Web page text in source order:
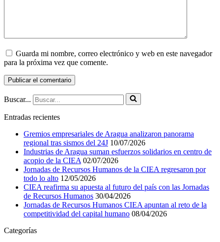
Guarda mi nombre, correo electrónico y web en este navegador
para la próxima vez que comente.
Buscar...
Entradas recientes
Gremios empresariales de Aragua analizaron panorama
regional tras sismos del 24J 10/07/2026
Industrias de Aragua suman esfuerzos solidarios en centro de
acopio de la CIEA 02/07/2026
Jornadas de Recursos Humanos de la CIEA regresaron por
todo lo alto 12/05/2026
CIEA reafirma su apuesta al futuro del país con las Jornadas
de Recursos Humanos 30/04/2026
Jornadas de Recursos Humanos CIEA apuntan al reto de la
competitividad del capital humano 08/04/2026
Categorías